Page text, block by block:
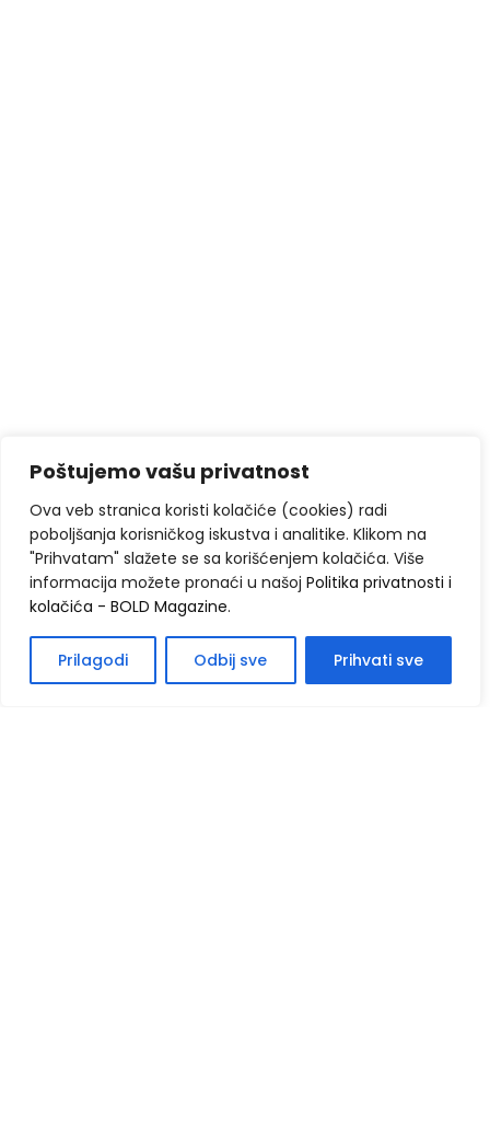
Poštujemo vašu privatnost
Ova veb stranica koristi kolačiće (cookies) radi
poboljšanja korisničkog iskustva i analitike. Klikom na
"Prihvatam" slažete se sa korišćenjem kolačića. Više
informacija možete pronaći u našoj Politika privatnosti i
kolačića - BOLD Magazine.
Prilagodi Odbij sve Prihvati sve